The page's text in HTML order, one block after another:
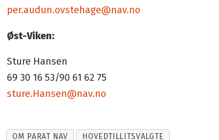
per.audun.ovstehage@nav.no
Øst-Viken:
Sture Hansen
69 30 16 53/90 61 62 75
sture.Hansen@nav.no
OM PARAT NAV HOVEDTILLITSVALGTE